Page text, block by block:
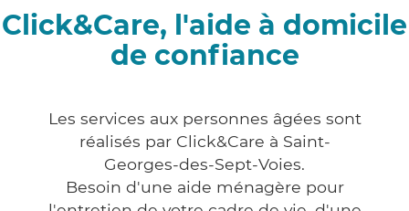
Click&Care, l'aide à domicile
de confiance
Les services aux personnes âgées sont
réalisés par Click&Care à Saint-
Georges-des-Sept-Voies.
Besoin d'une aide ménagère pour